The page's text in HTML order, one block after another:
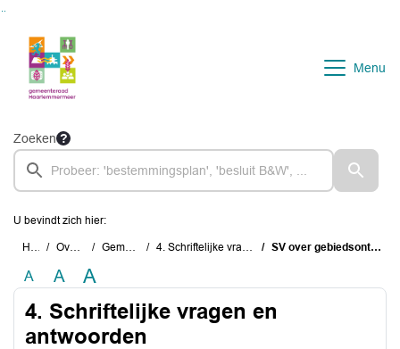
Menu
Zoeken
U bevindt zich hier:
Home Overzichten Gemeenteraad 4. Schriftelijke vragen en antwoorden SV over gebiedsontwikkeling Lisserbroek
A A A
4. Schriftelijke vragen en
antwoorden